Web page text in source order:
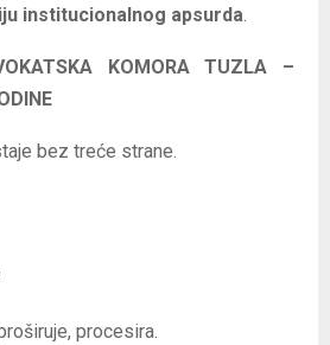
institucionalnog apsurda.
KOMORA TUZLA –
bez treće strane.
procesira.